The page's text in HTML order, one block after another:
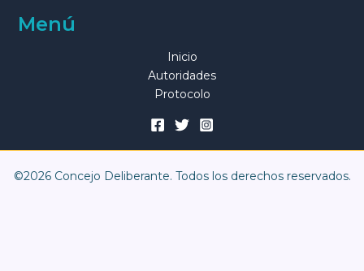
Menú
Inicio
Autoridades
Protocolo
©2026 Concejo Deliberante. Todos los derechos reservados.